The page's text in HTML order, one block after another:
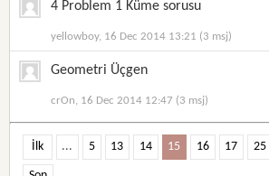
4 Problem 1 Küme sorusu
yellowboy, 16 Dec 2014 13:21 (3 msj)
Geometri Üçgen
crOn, 16 Dec 2014 12:47 (3 msj)
İlk ... 5 13 14 15 16 17 25